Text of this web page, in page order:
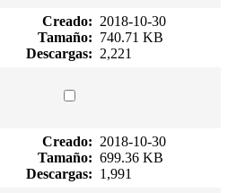
Creado:
Tamaño:
Descargas:
2018-10-30
740.71 KB
2,221
Creado:
Tamaño:
Descargas:
2018-10-30
699.36 KB
1,991